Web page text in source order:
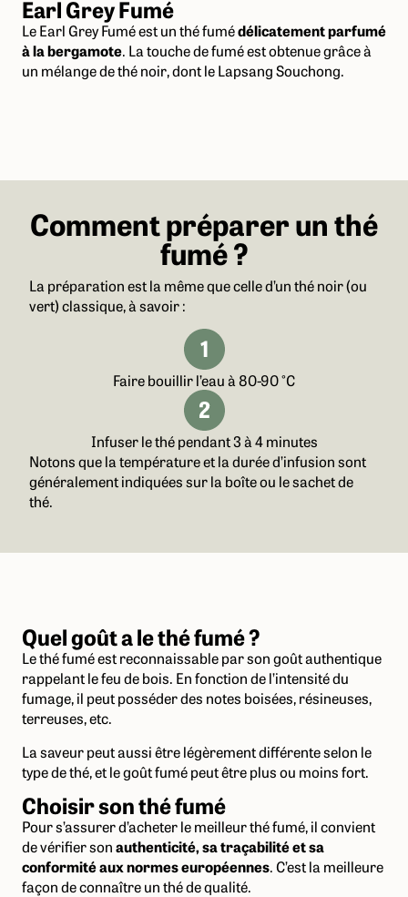
Earl Grey Fumé
Le Earl Grey Fumé est un thé fumédélicatement parfumé
à la bergamote. La touche de fumé est obtenue grâce à
un mélange de thé noir, dont le Lapsang Souchong.
Comment préparer un thé
fumé ?
La préparation est la même que celle d’un thé noir (ou
vert) classique, à savoir :
Faire bouillir l’eau à 80-90 °C
Infuser le thé pendant 3 à 4 minutes
Notons que la température et la durée d’infusion sont
généralement indiquées sur la boîte ou le sachet de
thé.
Quel goût a le thé fumé ?
Le thé fumé est reconnaissable par son goût authentique
rappelant le feu de bois. En fonction de l’intensité du
fumage, il peut posséder des notes boisées, résineuses,
terreuses, etc.
La saveur peut aussi être légèrement différente selon le
type de thé, et le goût fumé peut être plus ou moins fort.
Choisir son thé fumé
Pour s’assurer d’acheter le meilleur thé fumé, il convient
de vérifier sonauthenticité, sa traçabilité et sa
conformité aux normes européennes. C’est la meilleure
façon de connaître un thé de qualité.